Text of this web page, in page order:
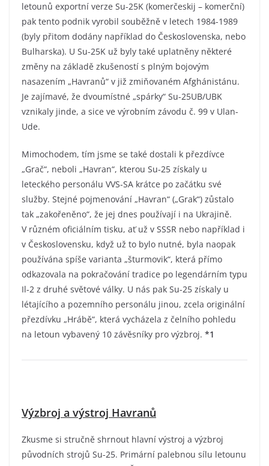
letounů exportní verze Su-25K (komerčeskij – komerční)
pak tento podnik vyrobil souběžně v letech 1984-1989
(byly přitom dodány například do Československa, nebo
Bulharska). U Su-25K už byly také uplatněny některé
změny na základě zkušeností s plným bojovým
nasazením „Havranů“ v již zmiňovaném Afghánistánu.
Je zajímavé, že dvoumístné „spárky“ Su-25UB/UBK
vznikaly jinde, a sice ve výrobním závodu č. 99 v Ulan-
Ude.
Mimochodem, tím jsme se také dostali k přezdívce
„Grač“, neboli „Havran“, kterou Su-25 získaly u
leteckého personálu VVS-SA krátce po začátku své
služby. Stejné pojmenování „Havran“ („Grak“) zůstalo
tak „zakořeněno“, že jej dnes používají i na Ukrajině.
V různém oficiálním tisku, ať už v SSSR nebo například i
v Československu, když už to bylo nutné, byla naopak
používána spíše varianta „šturmovik“, která přímo
odkazovala na pokračování tradice po legendárním typu
Il-2 z druhé světové války. U nás pak Su-25 získaly u
létajícího a pozemního personálu jinou, zcela originální
přezdívku „Hrábě“, která vycházela z čelního pohledu
na letoun vybavený 10 závěsníky pro výzbroj. *1
Výzbroj a výstroj Havranů
Zkusme si stručně shrnout hlavní výstroj a výzbroj
původních strojů Su-25. Primární palebnou sílu letounu